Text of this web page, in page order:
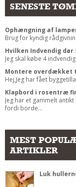
SENESTE
Ophængning af
Brug for kyndig
Hvilken Indvendig dør
Jeg skal købe 4
Montere overdækket
Hej,Jeg har fået
Klapbord i rosentræ
Jeg har et gammelt
fordi borde...
MEST
ARTIKLER
Luk